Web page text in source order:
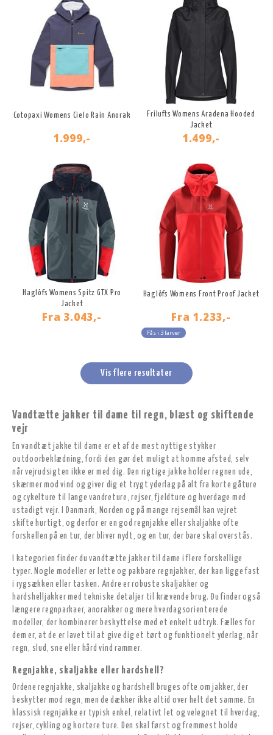
Cotopaxi Womens Cielo Rain Anorak
1.999,-
Frilufts Womens Aradena Hooded
Jacket
1.499,-
Haglöfs Womens Spitz GTX Pro
Jacket
Fra 3.043,-
Haglöfs Womens Front Proof Jacket
Fra 1.233,-
Fås i 3 farver
Vis flere resultater
Vandtætte jakker til dame til regn, blæst og skiftende
vejr
En vandtæt jakke til dame er et af de mest nyttige stykker
outdoorbeklædning, fordi den gør det muligt at komme afsted, selv
når vejrudsigten ikke er med dig. Den rigtige jakke holder regnen ude,
skærmer mod vind og giver dig et trygt yderlag på alt fra korte gåture
og cykelture til lange vandreture, rejser, fjeldture og hverdage med
ustadigt vejr. I Danmark, Norden og på mange rejsemål kan vejret
skifte hurtigt, og derfor er en god regnjakke eller skaljakke ofte
forskellen på en tur, der bliver nydt, og en tur, der bare skal overstås.
I kategorien finder du vandtætte jakker til dame i flere forskellige
typer. Nogle modeller er lette og pakbare regnjakker, der kan ligge fast
i rygsækken eller tasken. Andre er robuste skaljakker og
hardshelljakker med tekniske detaljer til krævende brug. Du finder også
længere regnparkaer, anorakker og mere hverdagsorienterede
modeller, der kombinerer beskyttelse med et enkelt udtryk. Fælles for
dem er, at de er lavet til at give dig et tørt og funktionelt yderlag, når
regn, slud, sne eller hård vind rammer.
Regnjakke, skaljakke eller hardshell?
Ordene regnjakke, skaljakke og hardshell bruges ofte om jakker, der
beskytter mod regn, men de dækker ikke altid over helt det samme. En
klassisk regnjakke er typisk enkel, relativt let og velegnet til hverdag,
rejser, cykling og kortere ture. Den skal først og fremmest holde